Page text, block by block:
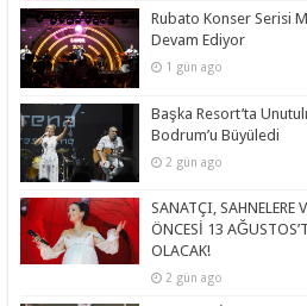
Rubato Konser Serisi
Devam Ediyor
1 gün ago
Başka Resort’ta
Bodrum’u Büyüledi
2 gün ago
SANATÇI, SAHNELERE
ÖNCESİ 13
OLACAK!
2 gün ago